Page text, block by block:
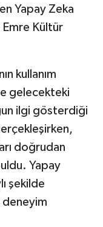
Yapay Zeka
Emre Kültür
kullanım
gelecekteki
ilgi gösterdiği
doğrudan
Yapay
şekilde
deneyim